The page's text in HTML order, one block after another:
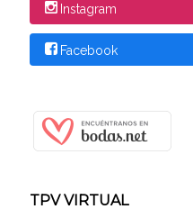
Instagram
Facebook
TPV VIRTUAL